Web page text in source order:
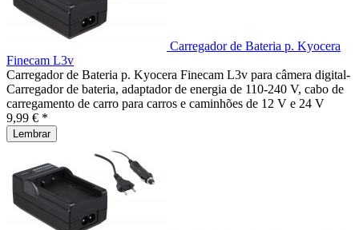
Carregador de Bateria p. Kyocera
Finecam L3v
Carregador de Bateria p. Kyocera Finecam L3v para câmera digital-
Carregador de bateria, adaptador de energia de 110-240 V, cabo de
carregamento de carro para carros e caminhões de 12 V e 24 V
9,99 € *
Lembrar